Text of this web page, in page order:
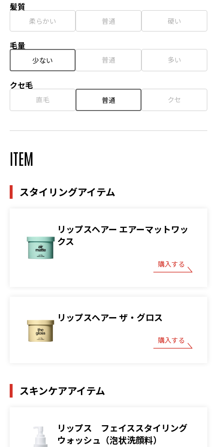
髪質
柔らかい 普通 硬い
毛量
少ない 普通 多い
クセ毛
直毛 普通 クセ
ITEM
スタイリングアイテム
リップスヘアー エアーマットワッ
クス
購入する
リップスヘアー ザ・グロス
購入する
スキンケアアイテム
リップス フェイススタイリング
ウォッシュ（泡状洗顔料）